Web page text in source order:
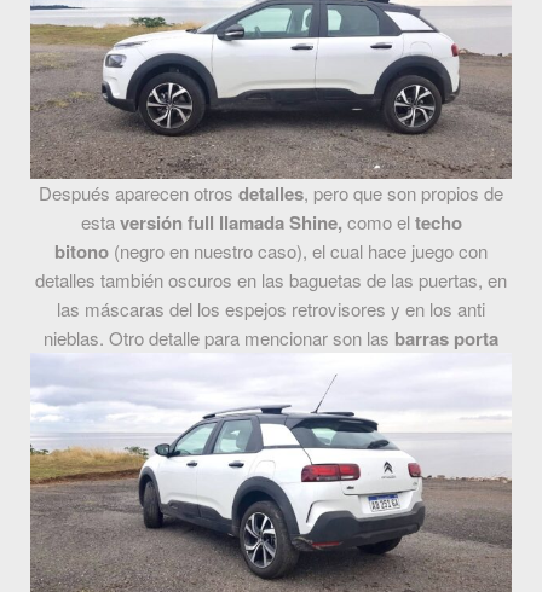
Después aparecen otros detalles, pero que son propios de
estaversión full llamada Shine, como eltecho
bitono (negro en nuestro caso), el cual hace juego con
detalles también oscuros en las baguetas de las puertas, en
las máscaras del los espejos retrovisores y en los anti
nieblas. Otro detalle para mencionar son las barras porta